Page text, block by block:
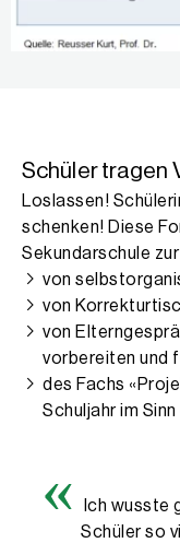
Schüler tragen
Loslassen!
schenken! Diese
Sekundarschule
von
von
von
vorbereiten und
des Fachs
Schuljahr im
Ich wusste
Schüler so